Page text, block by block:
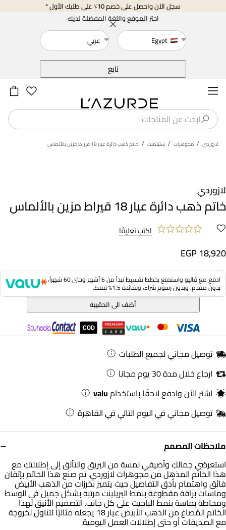
سجل الآن واحصل على خصم 10٪ على طلبك الأول *
اختر الموقع واللغة المفضلة لديك
Egypt
عربي
تابع
لازوردى / مجوهرات / ستيتمنت / خاتم ذهب دائرة عيار 18 قيراط مزين بالألماس
ملاحظات المصمم −
استعرضي جمالكِ وأضيفي لمسة من البريق والتألق إلى إطلالتكِ مع
هذا الخاتم المذهل من مجوهرات لازوردي. تم صنع هذا الخاتم بإتقان
فائق واهتمام بأدق التفاصيل حيث يتميز بخرزات من الذهب الأبيض
وماسات براقة مقطوعة بنمط البريلينت مرتبة بشكل جميل في الوسط
ومحاطة بماسة بنمط الباجيت على كل جانب. التصميم الأنيق لهذا
الخاتم المُصاغ من الذهب الأبيض عيار 18 يجعله مثاليًا لتناول لخروجة
مع الصديقات أو حتى إطلالات العمل اليومية.
لازوردي
خاتم ذهب دائرة عيار 18 قيراط مزين بالألماس
اكتب تعليقًا
EGP 18,920
ادفع مع ڤاليو واستمتع بخطط تقسيط تبدأ من 6 أشهر وحتى 60 شهراً،
بدون مقدم، وبدون رسوم شراء، وبفائدة 1.5% فقط.
أضف الى الحقيبة
توصيل مجاني لجميع الطلبات
ارجاع خلال مدة 30 يوم مجانا
اشترِ الآن وادفع لاحقًا باستخدامvalu
توصيل مجاني في اليوم التالي في القاهرة